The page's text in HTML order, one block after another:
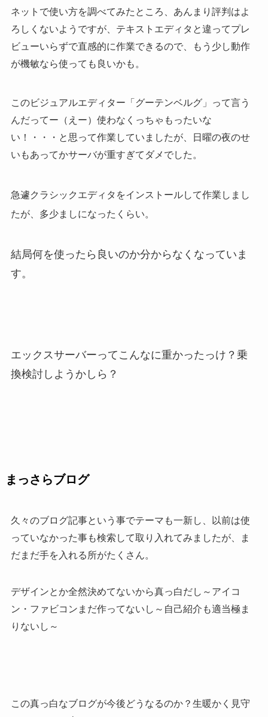
ネットで使い方を調べてみたところ、あんまり評判はよ
ろしくないようですが、テキストエディタと違ってプレ
ビューいらずで直感的に作業できるので、もう少し動作
が機敏なら使っても良いかも。
このビジュアルエディター「グーテンベルグ」って言う
んだってー（えー）使わなくっちゃもったいな
い！
・・・と思って作業していましたが、日曜の夜のせ
いもあってかサーバが重すぎてダメでした。
急遽クラシックエディタをインストールして作業しまし
たが、多少ましになったくらい。
結局何を使ったら良いのか分からなくなっていま
す。
エックスサーバーってこんなに重かったっけ？乗
換検討しようかしら？
まっさらブログ
久々のブログ記事という事でテーマも一新し、以前は使
っていなかった事も検索して取り入れてみましたが、ま
だまだ手を入れる所がたくさん。
デザインとか全然決めてないから真っ白だし～アイコ
ン・ファビコンまだ作ってないし～自己紹介も適当極ま
りないし～
この真っ白なブログが今後どうなるのか？生暖かく見守